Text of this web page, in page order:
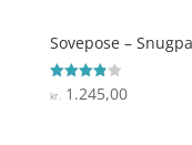
Sovepose –
Vurderet
3.9
kr. 1.245,00